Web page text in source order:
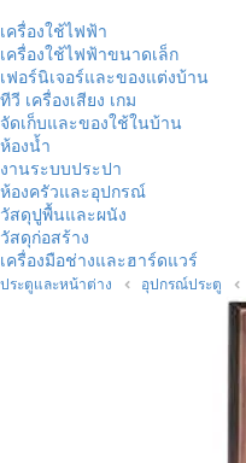
เครื่องใช้ไฟฟ้า
เครื่องใช้ไฟฟ้าขนาดเล็ก
เฟอร์นิเจอร์และของแต่งบ้าน
ทีวี เครื่องเสียง เกม
จัดเก็บและของใช้ในบ้าน
ห้องน้ำ
งานระบบประปา
ห้องครัวและอุปกรณ์
วัสดุปูพื้นและผนัง
วัสดุก่อสร้าง
เครื่องมือช่างและฮาร์ดแวร์
ประตูและหน้าต่าง อุปกรณ์ประตู